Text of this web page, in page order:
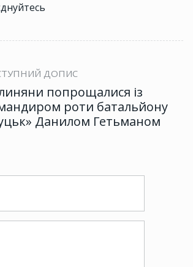
ДОПИС
попрощалися із
роти батальйону
Данилом Гетьманом